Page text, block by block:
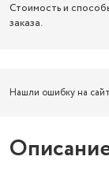
Стоимость и
заказа.
Нашли ошибку на